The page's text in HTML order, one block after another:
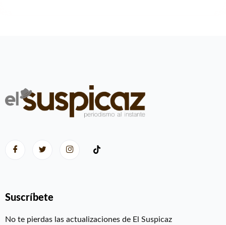
Suscríbete
No te pierdas las actualizaciones de El Suspicaz